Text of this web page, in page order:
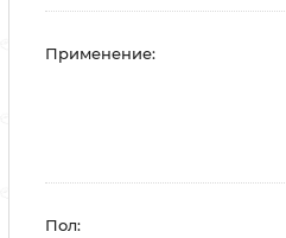
Применение:
Пол: